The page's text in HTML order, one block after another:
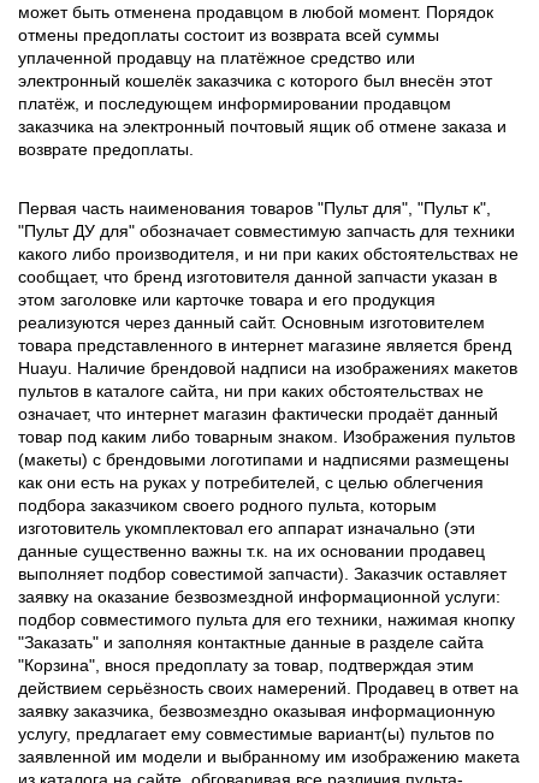
может быть отменена продавцом в любой момент. Порядок
отмены предоплаты состоит из возврата всей суммы
уплаченной продавцу на платёжное средство или
электронный кошелёк заказчика с которого был внесён этот
платёж, и последующем информировании продавцом
заказчика на электронный почтовый ящик об отмене заказа и
возврате предоплаты.
Первая часть наименования товаров "Пульт для", "Пульт к",
"Пульт ДУ для" обозначает совместимую запчасть для техники
какого либо производителя, и ни при каких обстоятельствах не
сообщает, что бренд изготовителя данной запчасти указан в
этом заголовке или карточке товара и его продукция
реализуются через данный сайт. Основным изготовителем
товара представленного в интернет магазине является бренд
Huayu. Наличие брендовой надписи на изображениях макетов
пультов в каталоге сайта, ни при каких обстоятельствах не
означает, что интернет магазин фактически продаёт данный
товар под каким либо товарным знаком. Изображения пультов
(макеты) с брендовыми логотипами и надписями размещены
как они есть на руках у потребителей, с целью облегчения
подбора заказчиком своего родного пульта, которым
изготовитель укомплектовал его аппарат изначально (эти
данные существенно важны т.к. на их основании продавец
выполняет подбор совестимой запчасти). Заказчик оставляет
заявку на оказание безвозмездной информационной услуги:
подбор совместимого пульта для его техники, нажимая кнопку
"Заказать" и заполняя контактные данные в разделе сайта
"Корзина", внося предоплату за товар, подтверждая этим
действием серьёзность своих намерений. Продавец в ответ на
заявку заказчика, безвозмездно оказывая информационную
услугу, предлагает ему совместимые вариант(ы) пультов по
заявленной им модели и выбранному им изображению макета
из каталога на сайте, обговаривая все различия пульта-